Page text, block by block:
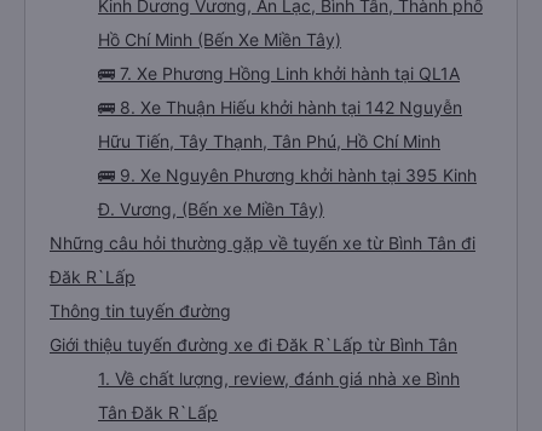
Kinh Dương Vương, An Lạc, Bình Tân, Thành phố
Hồ Chí Minh (Bến Xe Miền Tây)
🚌 7. Xe Phương Hồng Linh khởi hành tại QL1A
🚌 8. Xe Thuận Hiếu khởi hành tại 142 Nguyễn
Hữu Tiến, Tây Thạnh, Tân Phú, Hồ Chí Minh
🚌 9. Xe Nguyên Phương khởi hành tại 395 Kinh
Đ. Vương, (Bến xe Miền Tây)
Những câu hỏi thường gặp về tuyến xe từ Bình Tân đi
Đăk R`Lấp
Thông tin tuyến đường
Giới thiệu tuyến đường xe đi Đăk R`Lấp từ Bình Tân
1. Về chất lượng, review, đánh giá nhà xe Bình
Tân Đăk R`Lấp